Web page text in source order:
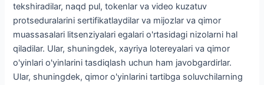
tekshiradilar, naqd pul, tokenlar va video kuzatuv
protseduralarini sertifikatlaydilar va mijozlar va qimor
muassasalari litsenziyalari egalari o'rtasidagi nizolarni hal
qiladilar. Ular, shuningdek, xayriya lotereyalari va qimor
o'yinlari o'yinlarini tasdiqlash uchun ham javobgardirlar.
Ular, shuningdek, qimor o'yinlarini tartibga soluvchilarning